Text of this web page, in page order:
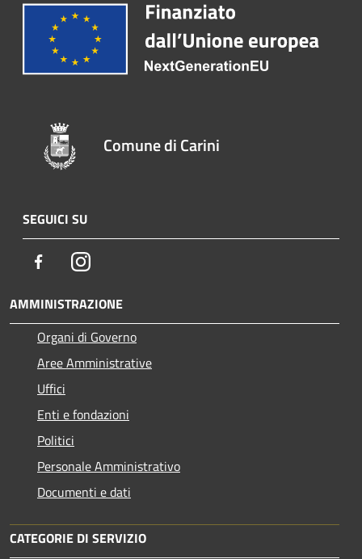
Comune di Carini
SEGUICI SU
FacebookInstagram
AMMINISTRAZIONE
Organi di Governo
Aree Amministrative
Uffici
Enti e fondazioni
Politici
Personale Amministrativo
Documenti e dati
CATEGORIE DI SERVIZIO